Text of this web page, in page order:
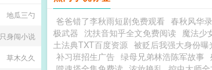
爸爸错了李秋雨短剧免费观看 春秋风华
极武器 沈扶音知乎全文免费阅读 魔法少
土法典TXT百度资源 被贬后我强大身份曝
补习班招生广告 绿母兄弟林浩陈军故事
地瓜三勺
只身闯小说
草木久久